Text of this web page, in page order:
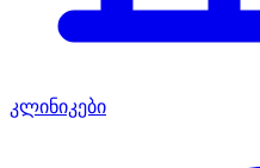
კლინიკები